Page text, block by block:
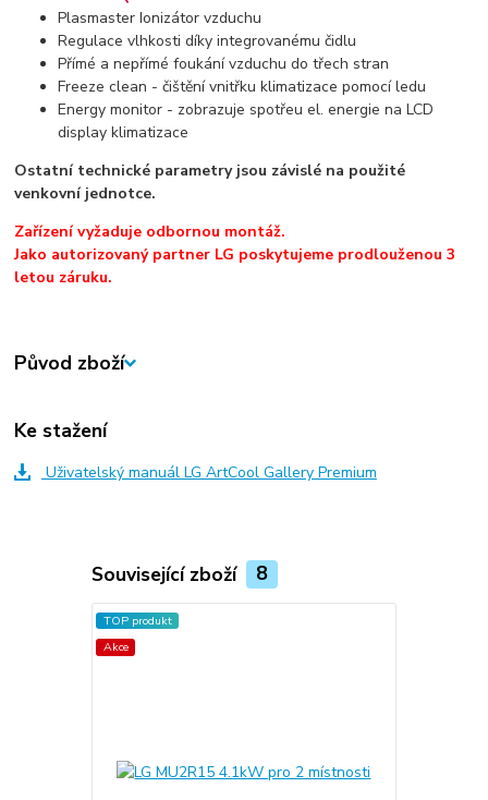
Plasmaster Ionizátor vzduchu
Regulace vlhkosti díky integrovanému čidlu
Přímé a nepřímé foukání vzduchu do třech stran
Freeze clean - čištění vnitřku klimatizace pomocí ledu
Energy monitor - zobrazuje spotřeu el. energie na LCD
display klimatizace
Ostatní technické parametry jsou závislé na použité
venkovní jednotce.
Zařízení vyžaduje odbornou montáž.
Jako autorizovaný partner LG poskytujeme prodlouženou 3
letou záruku.
Původ zboží
Ke stažení
Uživatelský manuál LG ArtCool Gallery Premium
Související zboží 8
TOP produkt
Akce